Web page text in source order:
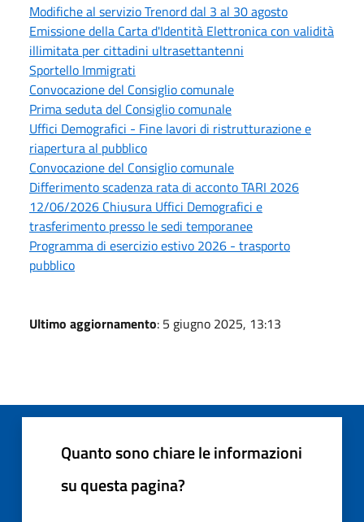
Modifiche al servizio Trenord dal 3 al 30 agosto
Emissione della Carta d'Identità Elettronica con validità
illimitata per cittadini ultrasettantenni
Sportello Immigrati
Convocazione del Consiglio comunale
Prima seduta del Consiglio comunale
Uffici Demografici - Fine lavori di ristrutturazione e
riapertura al pubblico
Convocazione del Consiglio comunale
Differimento scadenza rata di acconto TARI 2026
12/06/2026 Chiusura Uffici Demografici e
trasferimento presso le sedi temporanee
Programma di esercizio estivo 2026 - trasporto
pubblico
Ultimo aggiornamento: 5 giugno 2025, 13:13
Quanto sono chiare le informazioni
su questa pagina?